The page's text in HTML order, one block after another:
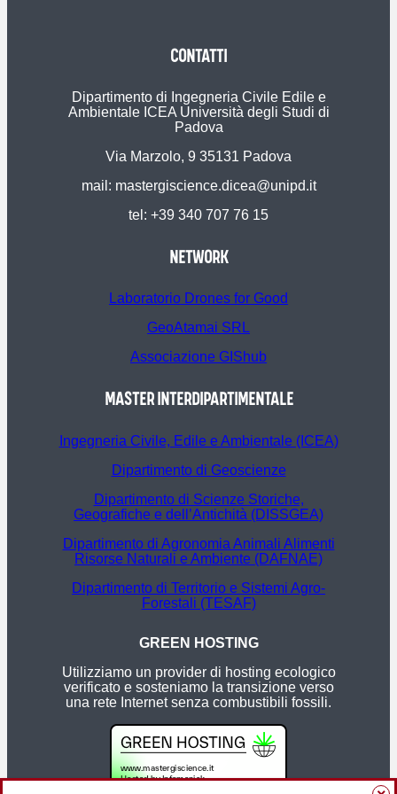
CONTATTI
Dipartimento di Ingegneria Civile Edile e
Ambientale ICEA Università degli Studi di
Padova
Via Marzolo, 9 35131 Padova
mail: mastergiscience.dicea@unipd.it
tel: +39 340 707 76 15
NETWORK
Laboratorio Drones for Good
GeoAtamai SRL
Associazione GIShub
MASTER INTERDIPARTIMENTALE
Ingegneria Civile, Edile e Ambientale (ICEA)
Dipartimento di Geoscienze
Dipartimento di Scienze Storiche,
Geografiche e dell’Antichità (DISSGEA)
Dipartimento di Agronomia Animali Alimenti
Risorse Naturali e Ambiente (DAFNAE)
Dipartimento di Territorio e Sistemi Agro-
Forestali (TESAF)
GREEN HOSTING
Utilizziamo un provider di hosting ecologico
verificato e sosteniamo la transizione verso
una rete Internet senza combustibili fossili.